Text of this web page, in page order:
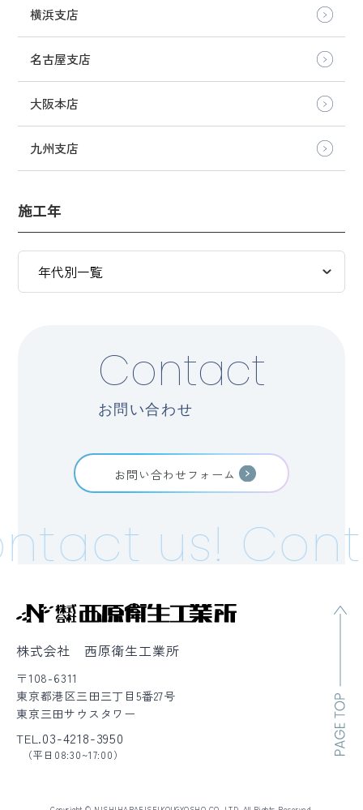
横浜支店
名古屋支店
大阪本店
九州支店
施工年
Contact
お問い合わせ
お問い合わせフォーム
us!
株式会社 西原衛生工業所
〒108-6311
東京都港区三田三丁目5番27号
東京三田サウスタワー
TEL.03-4218-3950
（平日08:30~17:00）